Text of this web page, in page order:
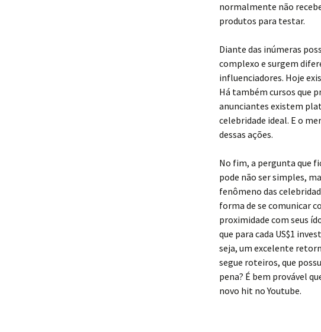
normalmente não
produtos para testar.
Diante das inúmeras
complexo e surgem
influenciadores. Hoje
Há também cursos que
anunciantes existem
celebridade ideal. E o
dessas ações.
No fim, a pergunta que
pode não ser simples,
fenômeno das
forma de se comunicar
proximidade com seus
que para cada US$1
seja, um excelente
segue roteiros, que
pena? É bem provável
novo hit no Youtube.